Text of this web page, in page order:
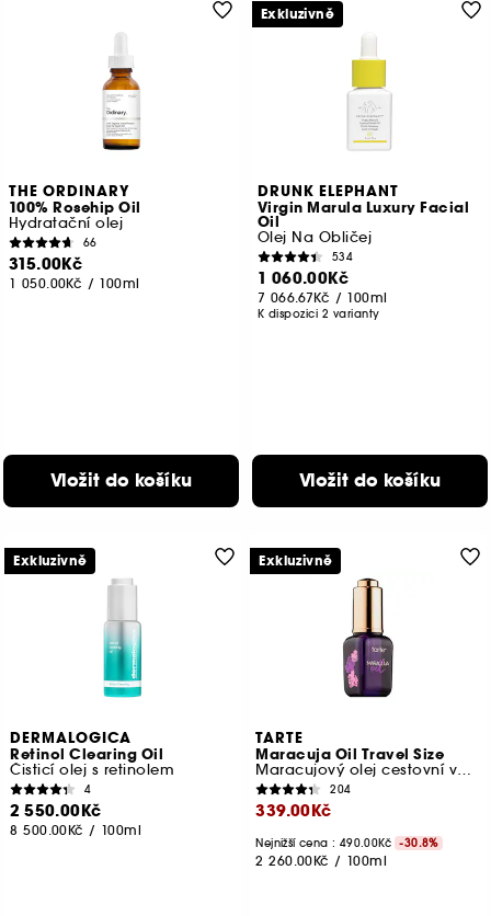
THE ORDINARY
100% Rosehip Oil
Hydratační olej
66
315.00Kč
1 050.00Kč / 100ml
Vložit do košíku
DRUNK ELEPHANT
Virgin Marula Luxury Facial
Oil
Olej Na Obličej
534
1 060.00Kč
7 066.67Kč / 100ml
K dispozici 2 varianty
Vložit do košíku
Exkluzivně
DERMALOGICA
Retinol Clearing Oil
Čisticí olej s retinolem
4
2 550.00Kč
8 500.00Kč / 100ml
Exkluzivně
TARTE
Maracuja Oil Travel Size
Maracujový olej cestovní verze
204
339.00Kč
Nejnižší cena : 490.00Kč -30.8%
2 260.00Kč / 100ml
Exkluzivně